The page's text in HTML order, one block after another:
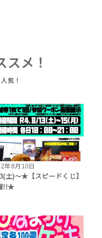
スメ！
年8月10日
土)～★【スピードくじ】
!!★